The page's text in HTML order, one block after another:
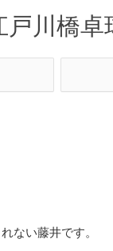
川橋
ない藤井です。